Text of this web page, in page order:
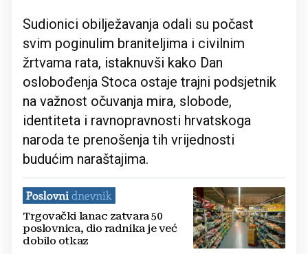
Sudionici obilježavanja odali su počast
svim poginulim braniteljima i civilnim
žrtvama rata, istaknuvši kako Dan
oslobođenja Stoca ostaje trajni podsjetnik
na važnost očuvanja mira, slobode,
identiteta i ravnopravnosti hrvatskoga
naroda te prenošenja tih vrijednosti
budućim naraštajima.
Trgovački lanac zatvara 50
poslovnica, dio radnika je već
dobilo otkaz